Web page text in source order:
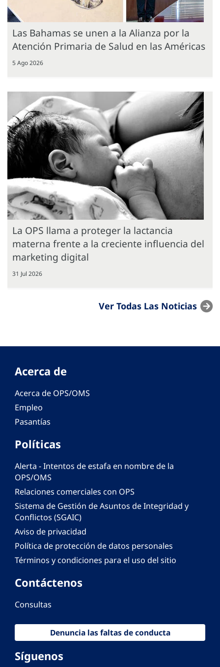
Las Bahamas se unen a la Alianza por la
Atención Primaria de Salud en las Américas
5 Ago 2026
La OPS llama a proteger la lactancia
materna frente a la creciente influencia del
marketing digital
31 Jul 2026
Ver Todas Las Noticias
Acerca de
Acerca de OPS/OMS
Empleo
Pasantías
Políticas
Alerta - Intentos de estafa en nombre de la
OPS/OMS
Relaciones comerciales con OPS
Sistema de Gestión de Asuntos de Integridad y
Conflictos (SGAIC)
Aviso de privacidad
Política de protección de datos personales
Términos y condiciones para el uso del sitio
Contáctenos
Consultas
Denuncia las faltas de conducta
Síguenos